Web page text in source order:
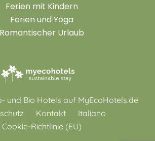
Ferien mit Kindern
Ferien und Yoga
Romantischer Urlaub
und Bio Hotels auf MyEcoHotels.de
Kontakt
Italiano
Cookie-Richtlinie (EU)